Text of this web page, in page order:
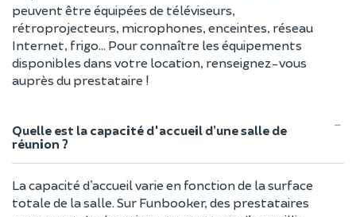
peuvent être équipées de téléviseurs,
rétroprojecteurs, microphones, enceintes, réseau
Internet, frigo… Pour connaître les équipements
disponibles dans votre location, renseignez-vous
auprès du prestataire !
Quelle est la capacité d'accueil d’une salle de
réunion ?
La capacité d’accueil varie en fonction de la surface
totale de la salle. Sur Funbooker, des prestataires